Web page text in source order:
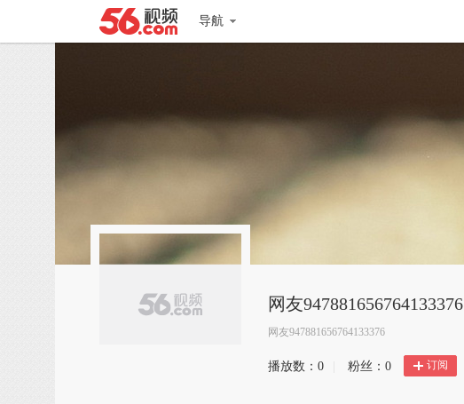
导航
网友947881656764133376
网友947881656764133376
播放数： 0 粉丝： 0 订阅